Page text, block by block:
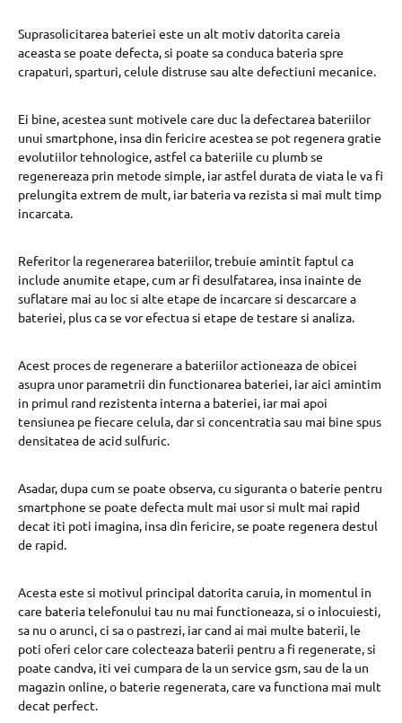
Suprasolicitarea bateriei este un alt motiv datorita careia
aceasta se poate defecta, si poate sa conduca bateria spre
crapaturi, sparturi, celule distruse sau alte defectiuni mecanice.
Ei bine, acestea sunt motivele care duc la defectarea bateriilor
unui smartphone, insa din fericire acestea se pot regenera gratie
evolutiilor tehnologice, astfel ca bateriile cu plumb se
regenereaza prin metode simple, iar astfel durata de viata le va fi
prelungita extrem de mult, iar bateria va rezista si mai mult timp
incarcata.
Referitor la regenerarea bateriilor, trebuie amintit faptul ca
include anumite etape, cum ar fi desulfatarea, insa inainte de
suflatare mai au loc si alte etape de incarcare si descarcare a
bateriei, plus ca se vor efectua si etape de testare si analiza.
Acest proces de regenerare a bateriilor actioneaza de obicei
asupra unor parametrii din functionarea bateriei, iar aici amintim
in primul rand rezistenta interna a bateriei, iar mai apoi
tensiunea pe fiecare celula, dar si concentratia sau mai bine spus
densitatea de acid sulfuric.
Asadar, dupa cum se poate observa, cu siguranta o baterie pentru
smartphone se poate defecta mult mai usor si mult mai rapid
decat iti poti imagina, insa din fericire, se poate regenera destul
de rapid.
Acesta este si motivul principal datorita caruia, in momentul in
care bateria telefonului tau nu mai functioneaza, si o inlocuiesti,
sa nu o arunci, ci sa o pastrezi, iar cand ai mai multe baterii, le
poti oferi celor care colecteaza baterii pentru a fi regenerate, si
poate candva, iti vei cumpara de la un service gsm, sau de la un
magazin online, o baterie regenerata, care va functiona mai mult
decat perfect.